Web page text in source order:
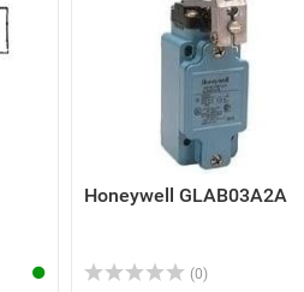
Honeywell GLAB03A2A
(0)